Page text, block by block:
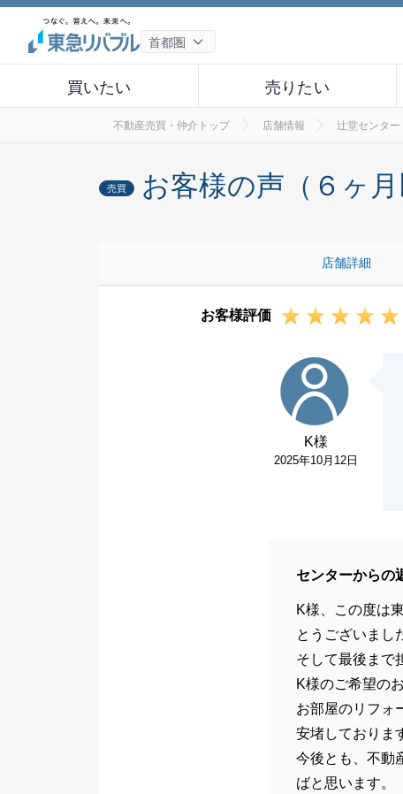
買いたい 売りたい
不動産売買・仲介トップ 店舗情報 辻堂センター
売買 お客様の声（６ヶ月
店舗詳細
お客様評価
K様
2025年10月12日
センターからの
K様、この度は
とうございまし
そして最後まで
K様のご希望の
お部屋のリフォ
安堵しておりま
今後とも、不動
ばと思います。